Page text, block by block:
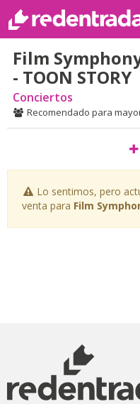
Film
- TOON STORY
Conciertos
Recomendado para
Lo sentimos, pero
venta para Film